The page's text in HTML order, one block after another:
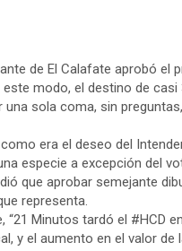
de El Calafate aprobó el
modo, el destino de
sola coma, sin
era el deseo del
especie a excepción del
que aprobar semejante
representa.
Minutos tardó el #HCD
y el aumento en el valor de